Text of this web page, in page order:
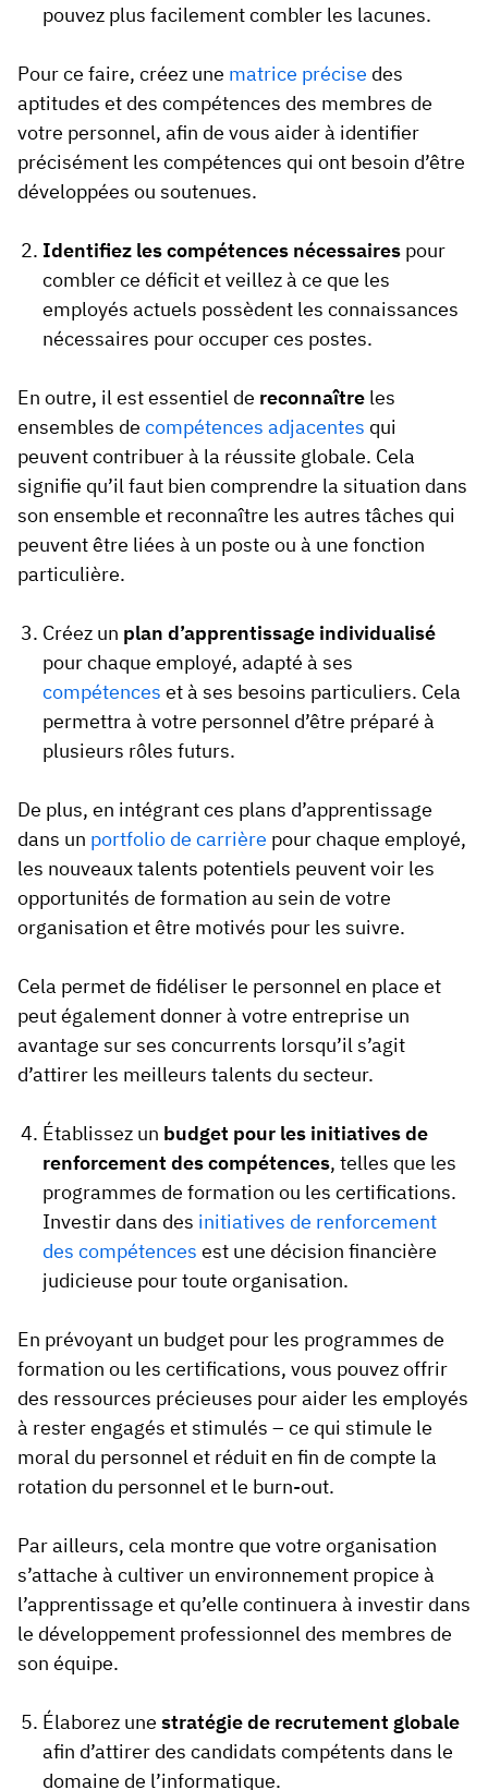
pouvez plus facilement combler les lacunes.
Pour ce faire, créez une matrice précise des
aptitudes et des compétences des membres de
votre personnel, afin de vous aider à identifier
précisément les compétences qui ont besoin d’être
développées ou soutenues.
Identifiez les compétences nécessairespour
combler ce déficit et veillez à ce que les
employés actuels possèdent les connaissances
nécessaires pour occuper ces postes.
En outre, il est essentiel de reconnaître les
ensembles de compétences adjacentes qui
peuvent contribuer à la réussite globale. Cela
signifie qu’il faut bien comprendre la situation dans
son ensemble et reconnaître les autres tâches qui
peuvent être liées à un poste ou à une fonction
particulière.
Créez un plan d’apprentissage individualisé
pour chaque employé, adapté à ses
compétences et à ses besoins particuliers. Cela
permettra à votre personnel d’être préparé à
plusieurs rôles futurs.
De plus, en intégrant ces plans d’apprentissage
dans un portfolio de carrière pour chaque employé,
les nouveaux talents potentiels peuvent voir les
opportunités de formation au sein de votre
organisation et être motivés pour les suivre.
Cela permet de fidéliser le personnel en place et
peut également donner à votre entreprise un
avantage sur ses concurrents lorsqu’il s’agit
d’attirer les meilleurs talents du secteur.
Établissez un budget pour les initiatives de
renforcement des compétences, telles que les
programmes de formation ou les certifications.
Investir dans des initiatives de renforcement
des compétences est une décision financière
judicieuse pour toute organisation.
En prévoyant un budget pour les programmes de
formation ou les certifications, vous pouvez offrir
des ressources précieuses pour aider les employés
à rester engagés et stimulés – ce qui stimule le
moral du personnel et réduit en fin de compte la
rotation du personnel et le burn-out.
Par ailleurs, cela montre que votre organisation
s’attache à cultiver un environnement propice à
l’apprentissage et qu’elle continuera à investir dans
le développement professionnel des membres de
son équipe.
Élaborez une stratégie de recrutement globale
afin d’attirer des candidats compétents dans le
domaine de l’informatique.